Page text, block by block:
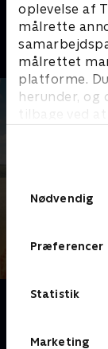
oplevelse af
målrette
målrettet
platforme.
herunder,
tilbage ved
Nødvendig
Præferencer
Statistik
Marketing
Julelys for
2022 • Livsstil •
Om Børn af
og tager